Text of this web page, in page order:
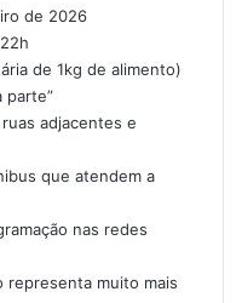
de 2026
de 1kg de alimento)
parte”
adjacentes e
que atendem a
nas redes
representa muito mais